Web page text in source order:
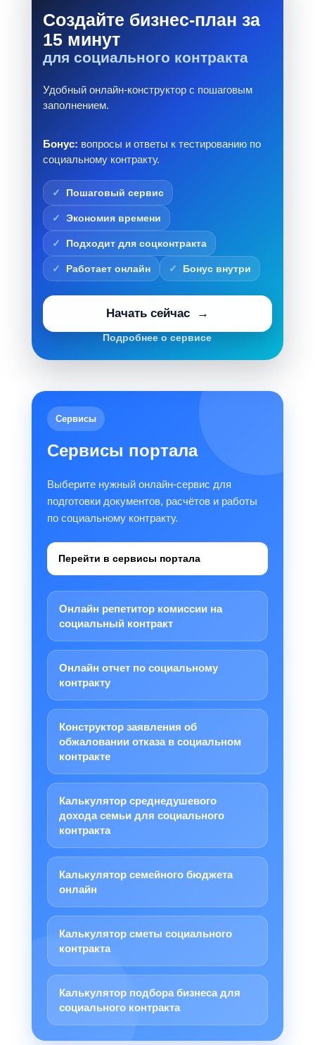
Создайте бизнес-план за
15 минут
для социального контракта
Удобный онлайн-конструктор с пошаговым
заполнением.
Бонус: вопросы и ответы к тестированию по
социальному контракту.
Пошаговый сервис
Экономия времени
Подходит для соцконтракта
Работает онлайн Бонус внутри
Начать сейчас
Подробнее о сервисе
Сервисы
Сервисы портала
Выберите нужный онлайн-сервис для
подготовки документов, расчётов и работы
по социальному контракту.
Перейти в сервисы портала
Онлайн репетитор комиссии на
социальный контракт
Онлайн отчет по социальному
контракту
Конструктор заявления об
обжаловании отказа в социальном
контракте
Калькулятор среднедушевого
дохода семьи для социального
контракта
Калькулятор семейного бюджета
онлайн
Калькулятор сметы социального
контракта
Калькулятор подбора бизнеса для
социального контракта